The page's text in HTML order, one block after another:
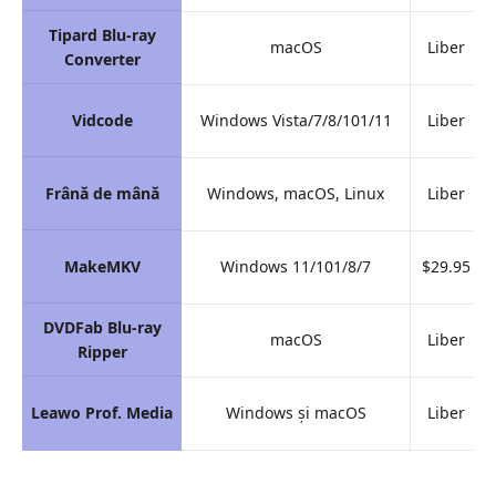
Tipard Blu-ray
Converter
Vidcode
Frână de mână
MakeMKV
DVDFab Blu-ray
Ripper
Leawo Prof. Media
macOS Liber
Windows Vista/7/8/101/11 Liber
Windows, macOS, Linux Liber
Windows 11/101/8/7 $29.95
macOS Liber
Windows și macOS Liber